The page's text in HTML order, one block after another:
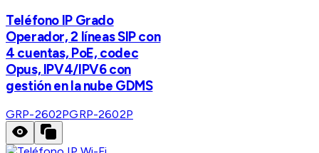
Teléfono IP Grado
Operador, 2 líneas SIP con
4 cuentas, PoE, codec
Opus, IPV4/IPV6 con
gestión en la nube GDMS
GRP-2602PGRP-2602P